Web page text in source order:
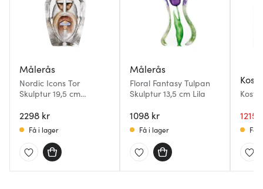
Målerås
Nordic Icons Tor
Skulptur 19,5 cm
2298 kr
Få i lager
Målerås
Floral Fantasy Tulpan
Skulptur 13,5 cm Lila
1098 kr
Få i lager
1215
Få